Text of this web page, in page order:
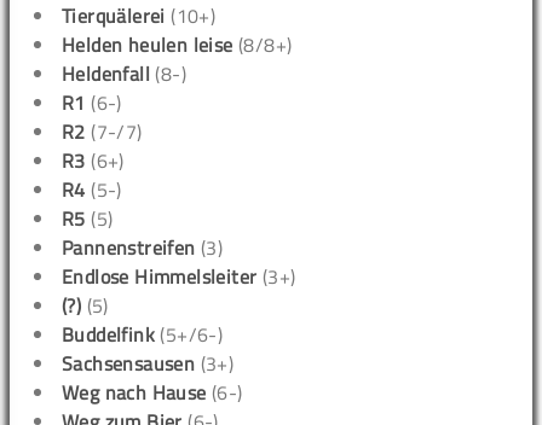
Tierquälerei (10+)
Helden heulen leise (8/8+)
Heldenfall (8-)
R1 (6-)
R2 (7-/7)
R3 (6+)
R4 (5-)
R5 (5)
Pannenstreifen (3)
Endlose Himmelsleiter (3+)
(?) (5)
Buddelfink (5+/6-)
Sachsensausen (3+)
Weg nach Hause (6-)